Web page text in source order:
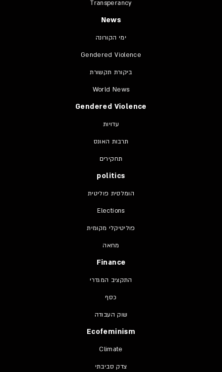
Transperancy
News
ימי הקורונה
Gendered Violence
ביקורת תקשורת
World News
Gendered Violence
עדויות
תרבות האונס
תחקירים
politics
הומלסית פוליטית
Elections
פוליטיקלי מקומית
מחאה
Finance
התקציב המגדרי
כסף
שוק העבודה
Ecofeminism
Climate
צדק סביבתי